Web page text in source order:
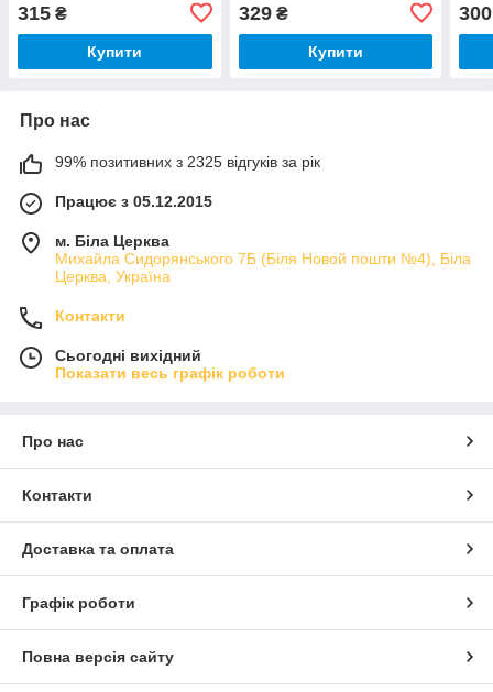
315 ₴
Купити
329₴
Купити
300
Про нас
99% позитивних з 2325 відгуків за рік
Працює з 05.12.2015
м. Біла Церква
Михайла Сидорянського 7Б (Біля Новой пошти №4), Біла
Церква, Україна
Контакти
Сьогодні вихідний
Показати весь графік роботи
Про нас
Контакти
Доставка та оплата
Графік роботи
Повна версія сайту